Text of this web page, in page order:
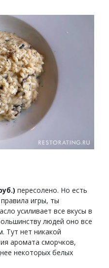
пересолено. Но есть
игры, ты
усиливает все вкусы в
людей оно все
Тут нет никакой
аромата сморчков,
некоторых белых